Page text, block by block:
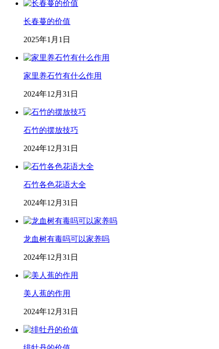
长春蔓的价值
2025年1月1日
家里养石竹有什么作用
2024年12月31日
石竹的摆放技巧
2024年12月31日
石竹各色花语大全
2024年12月31日
龙血树有毒吗可以家养吗
2024年12月31日
美人蕉的作用
2024年12月31日